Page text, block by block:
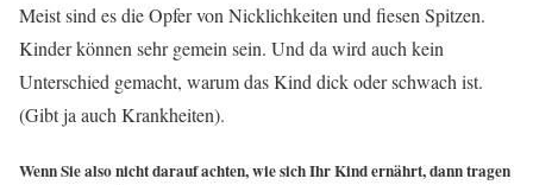
Meist sind es die Opfer von Nicklichkeiten und fiesen Spitzen.
Kinder können sehr gemein sein. Und da wird auch kein
Unterschied gemacht, warum das Kind dick oder schwach ist.
(Gibt ja auch Krankheiten).
Wenn Sie also nicht darauf achten, wie sich Ihr Kind ernährt, dann tragen